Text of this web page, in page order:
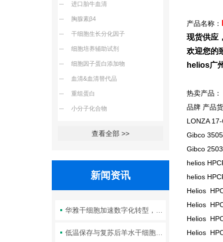
进口胎牛血清
胸腺素β4
干细胞生长分化因子
细胞培养辅助试剂
细胞因子蛋白添加物
血清&血清替代品
重组蛋白
小分子化合物
查看全部 >>
新闻资讯
产品名称：
现货供应
欢迎您
helios广
热卖产品：
品牌 产品
LONZA
Gibco
Gibco
helios
helios
Helios
Helios
Helios
Helios